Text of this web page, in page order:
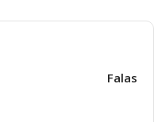
Falas